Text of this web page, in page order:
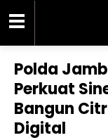
Polda
Perkuat
Bangun
Digital